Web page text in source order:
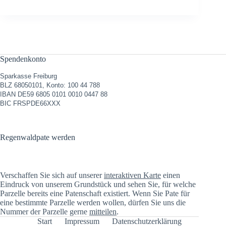
Spendenkonto
Sparkasse Freiburg
BLZ 68050101, Konto: 100 44 788
IBAN DE59 6805 0101 0010 0447 88
BIC FRSPDE66XXX
Regenwaldpate werden
Verschaffen Sie sich auf unsererinteraktiven Karte einen
Eindruck von unserem Grundstück und sehen Sie, für welche
Parzelle bereits eine Patenschaft existiert. Wenn Sie Pate für
eine bestimmte Parzelle werden wollen, dürfen Sie uns die
Nummer der Parzelle gerne mitteilen.
Start
Impressum Datenschutzerklärung